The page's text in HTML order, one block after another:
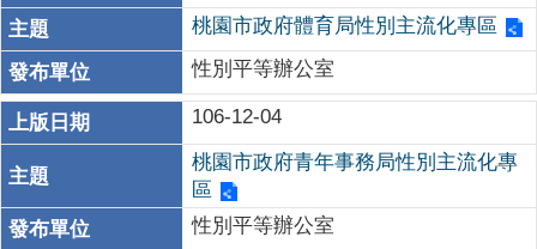
桃園市政府體育局性別主流化專區
性別平等辦公室
106-12-04
桃園市政府青年事務局性別主流化專
區
性別平等辦公室